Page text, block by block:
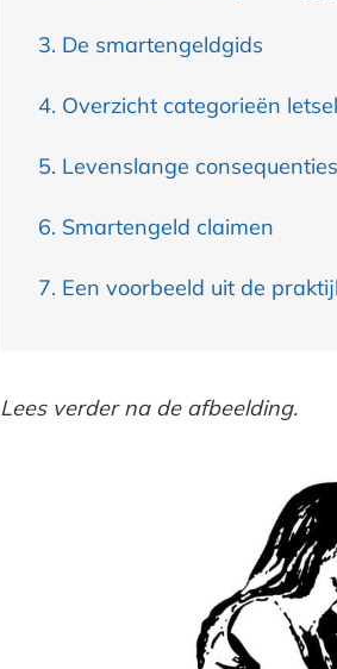
De smartengeldgids
Overzicht categorieën letsel
Levenslange consequenties
Smartengeld claimen
Een voorbeeld uit de
Lees verder na de afbeelding.